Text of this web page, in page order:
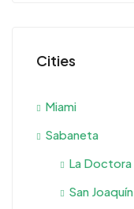
Cities
Miami
Sabaneta
La Doctora
San Joaquín